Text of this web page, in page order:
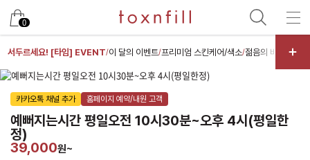
0
서두르세요! [타임] EVENT/이 달의 이벤트/프리미엄 스킨케어/색소/젊음의 비결 [스킨
카카오톡 채널 추가 홈페이지 예약/내원 고객
예뻐지는시간 평일오전 10시30분~오후 4시(평일한
정)
39,000원~
남은 시술/관리권 예약
남은 시술/관리권 종류 선택
리프팅
색소
제모
여드름/모공